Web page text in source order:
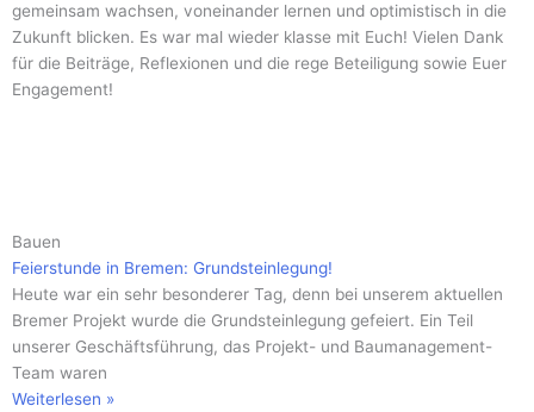
gemeinsam wachsen, voneinander lernen und optimistisch in die
Zukunft blicken. Es war mal wieder klasse mit Euch! Vielen Dank
für die Beiträge, Reflexionen und die rege Beteiligung sowie Euer
Engagement!
Bauen
Feierstunde in Bremen: Grundsteinlegung!
Heute war ein sehr besonderer Tag, denn bei unserem aktuellen
Bremer Projekt wurde die Grundsteinlegung gefeiert. Ein Teil
unserer Geschäftsführung, das Projekt- und Baumanagement-
Team waren
Weiterlesen »